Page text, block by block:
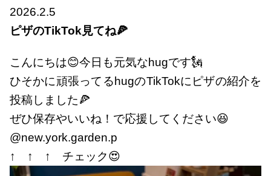
2026.2.5
ピザのTikTok見てね🍕
こんにちは😊今日も元気なhugです🗽
ひそかに頑張ってるhugのTikTokにピザの紹介を
投稿しました🍕
ぜひ保存やいいね！で応援してください😆
@new.york.garden.p
↑ ↑ ↑ チェック😍